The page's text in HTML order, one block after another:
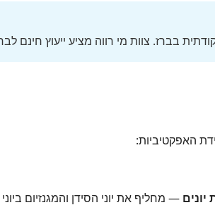
בברז. צוות מי רווה מציע ייעוץ חינם
האפקטיביות:
— מחליף את יוני הסידן והמגנזיום